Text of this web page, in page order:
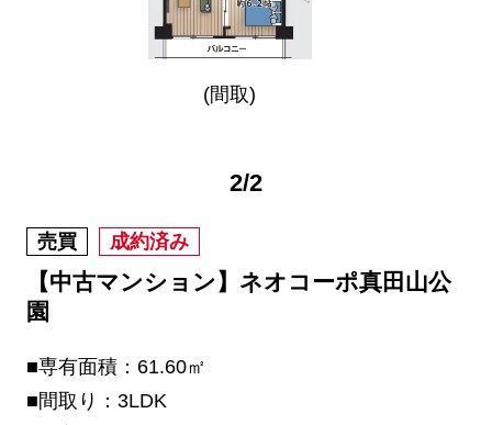
(間取)
2/2
売買 成約済み
【中古マンション】ネオコーポ真田山公
園
■専有面積：61.60㎡
■間取り：3LDK